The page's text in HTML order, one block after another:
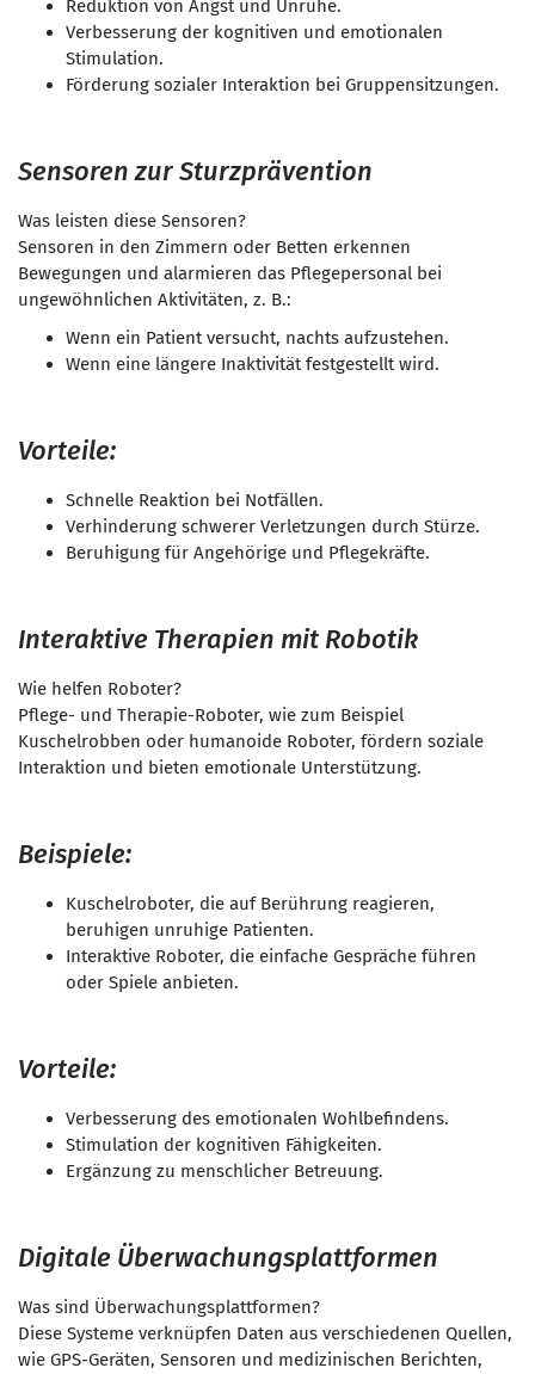
Reduktion von Angst und Unruhe.
Verbesserung der kognitiven und emotionalen
Stimulation.
Förderung sozialer Interaktion bei Gruppensitzungen.
Sensoren zur Sturzprävention
Was leisten diese Sensoren?
Sensoren in den Zimmern oder Betten erkennen
Bewegungen und alarmieren das Pflegepersonal bei
ungewöhnlichen Aktivitäten, z. B.:
Wenn ein Patient versucht, nachts aufzustehen.
Wenn eine längere Inaktivität festgestellt wird.
Vorteile:
Schnelle Reaktion bei Notfällen.
Verhinderung schwerer Verletzungen durch Stürze.
Beruhigung für Angehörige und Pflegekräfte.
Interaktive Therapien mit Robotik
Wie helfen Roboter?
Pflege- und Therapie-Roboter, wie zum Beispiel
Kuschelrobben oder humanoide Roboter, fördern soziale
Interaktion und bieten emotionale Unterstützung.
Beispiele:
Kuschelroboter, die auf Berührung reagieren,
beruhigen unruhige Patienten.
Interaktive Roboter, die einfache Gespräche führen
oder Spiele anbieten.
Vorteile:
Verbesserung des emotionalen Wohlbefindens.
Stimulation der kognitiven Fähigkeiten.
Ergänzung zu menschlicher Betreuung.
Digitale Überwachungsplattformen
Was sind Überwachungsplattformen?
Diese Systeme verknüpfen Daten aus verschiedenen Quellen,
wie GPS-Geräten, Sensoren und medizinischen Berichten,